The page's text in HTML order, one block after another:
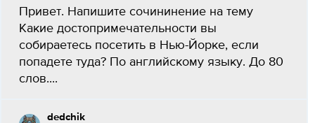
Привет. Напишите сочининение на тему
Какие достопримечательности вы
собираетесь посетить в Нью-Йорке, если
попадете туда? По английскому языку. До 80
слов....
dedchik